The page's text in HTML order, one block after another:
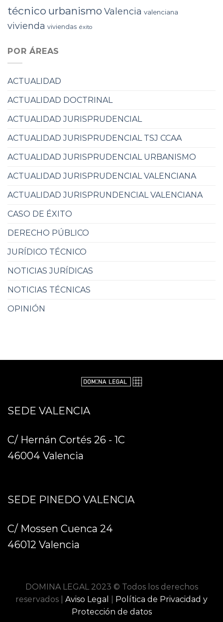
técnico urbanismo Valencia valenciana
vivienda viviendas éxito
POR ÁREAS
ACTUALIDAD
ACTUALIDAD DOCTRINAL
ACTUALIDAD JURISPRUDENCIAL
ACTUALIDAD JURISPRUDENCIAL TSJ CCAA
ACTUALIDAD JURISPRUDENCIAL URBANISMO
ACTUALIDAD JURISPRUDENCIAL VALENCIANA
ACTUALIDAD JURISPRUNDENCIAL VALENCIANA
CASO DE ÉXITO
DERECHO PÚBLICO
JURÍDICO TÉCNICO
NOTICIAS JURÍDICAS
NOTICIAS TÉCNICAS
OPINIÓN
SEDE VALENCIA
C/ Hernán Cortés 26 - 1C
46004 Valencia
SEDE PINEDO VALENCIA
C/ Mossen Cuenca 24
46012 Valencia
DOMINA LEGAL 2023 © Todos los derechos
reservados | Aviso Legal
Política de Privacidad y
Protección de datos